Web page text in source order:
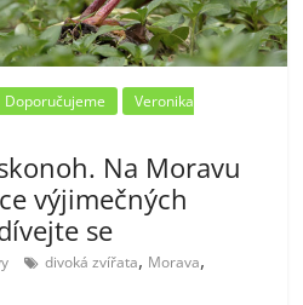
Doporučujeme
Veronika
Na Moravu
výjimečných
se
divoká zvířata, Morava,